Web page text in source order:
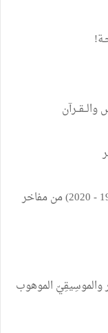
الذّكرى الخمسون لإحداث مناظرة التّبريز (1970 - 2020) من مفاخر
والموسِيقِيّ الموهوب